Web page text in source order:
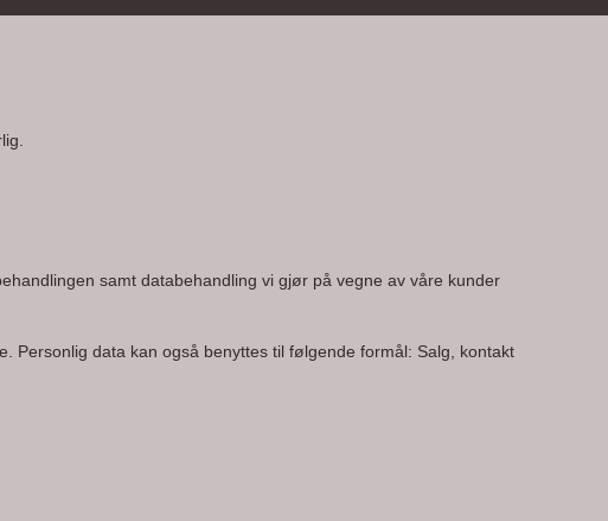
samt databehandling vi gjør på vegne av våre kunder
Personlig data kan også benyttes til følgende formål: Salg, kontakt